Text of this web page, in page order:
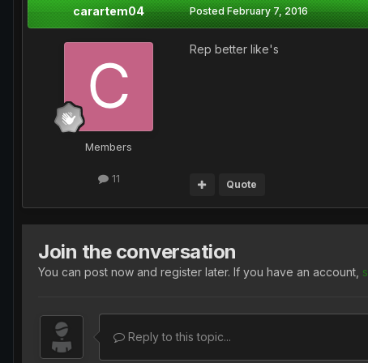
carartem04
Members
11
PostedFebruary 7, 2016
Rep better like's
Quote
Join the conversation
You can post now and register later. If you have an account,
Reply to this topic...